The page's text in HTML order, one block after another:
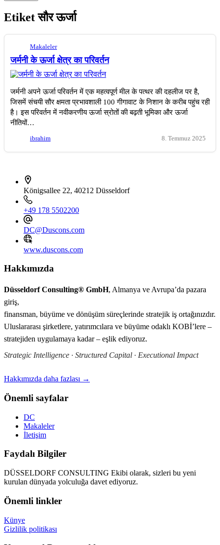
Etiketसौर ऊर्जा
Makaleler
जर्मनी के ऊर्जा क्षेत्र का परिवर्तन
जर्मनी अपने ऊर्जा परिवर्तन में एक महत्वपूर्ण मील के पत्थर की दहलीज पर है,
जिसमें संचयी सौर क्षमता प्रभावशाली 100 गीगावाट के निशान के करीब पहुंच रही
है। इस परिवर्तन में नवीकरणीय ऊर्जा स्रोतों की बढ़ती भूमिका और ऊर्जा
नीतियों…
ibrahim 8. Temmuz 2025
Königsallee 22, 40212 Düsseldorf
+49 178 5502200
DC@Duscons.com
www.duscons.com
Hakkımızda
Düsseldorf Consulting® GmbH, Almanya ve Avrupa’da pazara
giriş,
finansman, büyüme ve dönüşüm süreçlerinde stratejik iş ortağınızdır.
Uluslararası şirketlere, yatırımcılara ve büyüme odaklı KOBİ’lere –
stratejiden uygulamaya kadar – eşlik ediyoruz.
Strategic Intelligence · Structured Capital · Executional Impact
Hakkımızda daha fazlası →
Önemli sayfalar
DC
Makaleler
İletişim
Faydalı Bilgiler
DÜSSELDORF CONSULTING Ekibi olarak, sizleri bu yeni
kurulan dünyada yolculuğa davet ediyoruz.
Önemli linkler
Künye
Gizlilik politikası